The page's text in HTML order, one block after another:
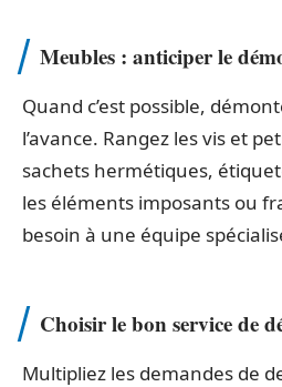
Meubles : anticiper le
Quand c’est possible,
l’avance. Rangez les vis et
sachets hermétiques,
les éléments imposants ou
besoin à une équipe
Choisir le bon service de
Multipliez les demandes de